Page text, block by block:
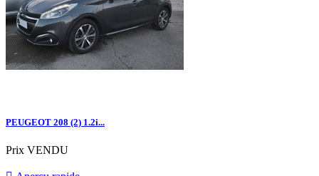
PEUGEOT 208 (2) 1.2i...
Prix VENDU